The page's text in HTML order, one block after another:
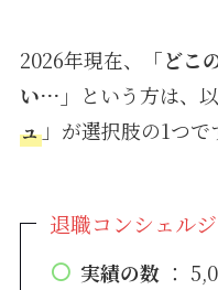
2026年現在、
「ど
い…」
という方は、
ュ」が選択肢の1つで
退職コンシェル
実績の数：